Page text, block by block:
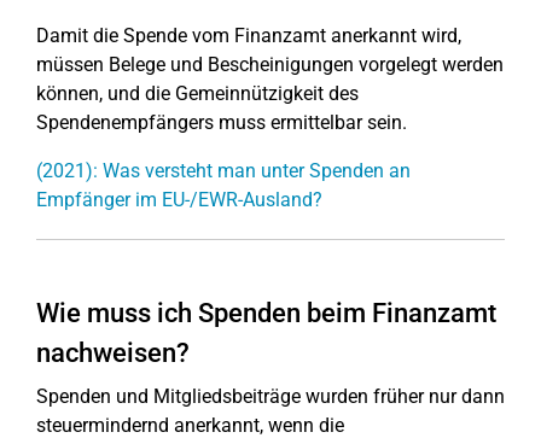
Damit die Spende vom Finanzamt anerkannt wird,
müssen Belege und Bescheinigungen vorgelegt werden
können, und die Gemeinnützigkeit des
Spendenempfängers muss ermittelbar sein.
(2021): Was versteht man unter Spenden an
Empfänger im EU-/EWR-Ausland?
Wie muss ich Spenden beim Finanzamt
nachweisen?
Spenden und Mitgliedsbeiträge wurden früher nur dann
steuermindernd anerkannt, wenn die